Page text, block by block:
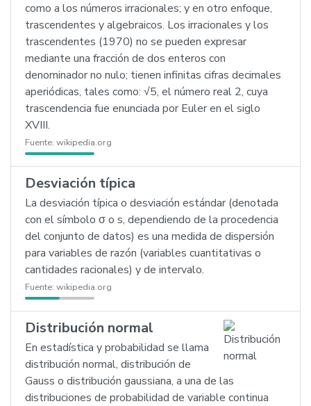
como a los números irracionales; y en otro enfoque,
trascendentes y algebraicos. Los irracionales y los
trascendentes (1970) no se pueden expresar
mediante una fracción de dos enteros con
denominador no nulo; tienen infinitas cifras decimales
aperiódicas, tales como: √5, el número real 2, cuya
trascendencia fue enunciada por Euler en el siglo
XVIII.
Fuente: wikipedia.org
Desviación típica
La desviación típica o desviación estándar (denotada
con el símbolo σ o s, dependiendo de la procedencia
del conjunto de datos) es una medida de dispersión
para variables de razón (variables cuantitativas o
cantidades racionales) y de intervalo.
Fuente: wikipedia.org
Distribución normal
En estadística y probabilidad se llama
distribución normal, distribución de
Gauss o distribución gaussiana, a una de las
distribuciones de probabilidad de variable continua